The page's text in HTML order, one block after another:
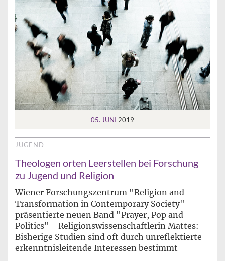
05. JUNI 2019
JUGEND
Theologen orten Leerstellen bei Forschung
zu Jugend und Religion
Wiener Forschungszentrum "Religion and
Transformation in Contemporary Society"
präsentierte neuen Band "Prayer, Pop and
Politics" - Religionswissenschaftlerin Mattes:
Bisherige Studien sind oft durch unreflektierte
erkenntnisleitende Interessen bestimmt